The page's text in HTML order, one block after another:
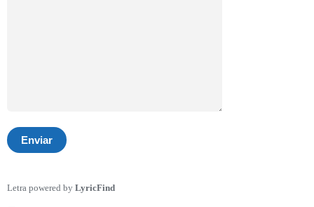
Letra powered by LyricFind